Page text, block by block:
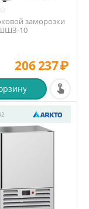
заморозки
10
206 237₽